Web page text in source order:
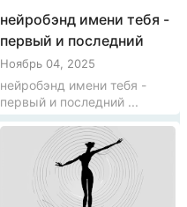
нейробэнд имени тебя -
первый и последний
Ноябрь 04, 2025
нейробэнд имени тебя -
первый и последний ...